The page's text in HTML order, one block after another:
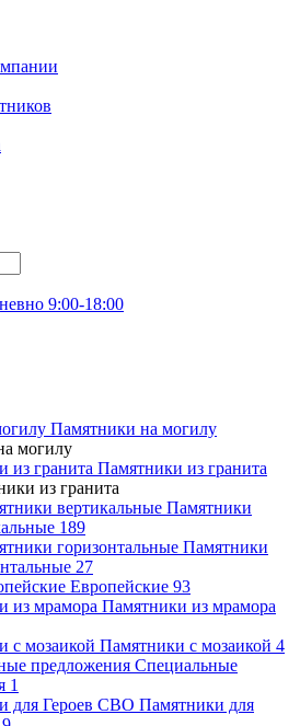
9:00-18:00
Памятники на могилу
могилу
Памятники из гранита
из гранита
Памятники
189
Памятники
27
Европейские 93
Памятники из мрамора
Памятники с мозаикой 4
Специальные
1
Памятники для